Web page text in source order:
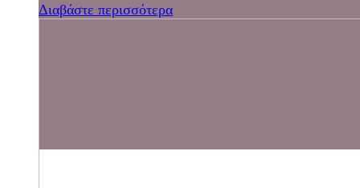
Διαβάστε περισσότερα